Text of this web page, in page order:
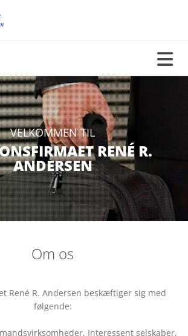
VELKOMMEN TIL
RENÉ R.
ANDERSEN
Om os
René R. Andersen beskæftiger sig med
følgende:
Interessent selskaber,